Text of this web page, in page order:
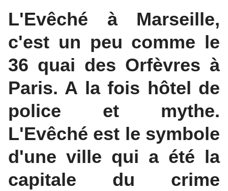
L'Evêché à Marseille,
c'est un peu comme le
36 quai des Orfèvres à
Paris. A la fois hôtel de
police et mythe.
L'Evêché est le symbole
d'une ville qui a été la
capitale du crime